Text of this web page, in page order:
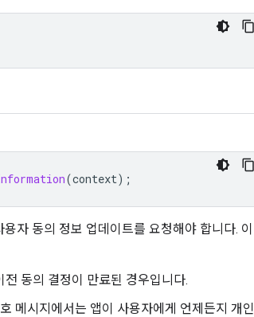
(context);
자 동의 정보 업데이트를 요청해야 합니다. 이
동의 결정이 만료된 경우입니다.
메시지에서는 앱이 사용자에게 언제든지 개인